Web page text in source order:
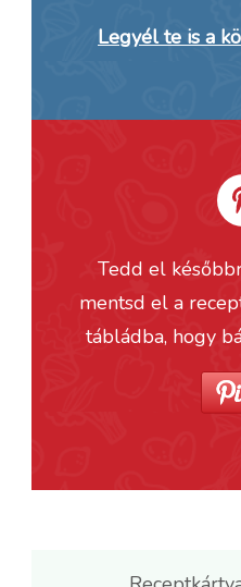
Legyél te is a
Tedd el
mentsd el a
tábládba, hogy